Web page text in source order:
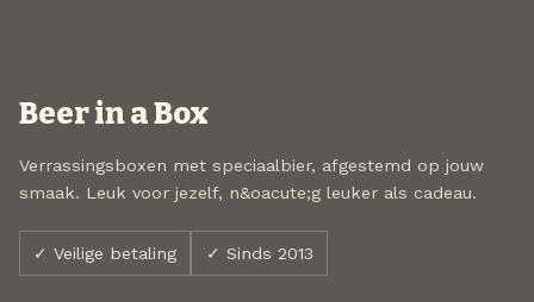
Beer in a Box
Verrassingsboxen met speciaalbier, afgestemd op jouw
smaak. Leuk voor jezelf, n&oacute;g leuker als cadeau.
✓ Veilige betaling ✓ Sinds 2013